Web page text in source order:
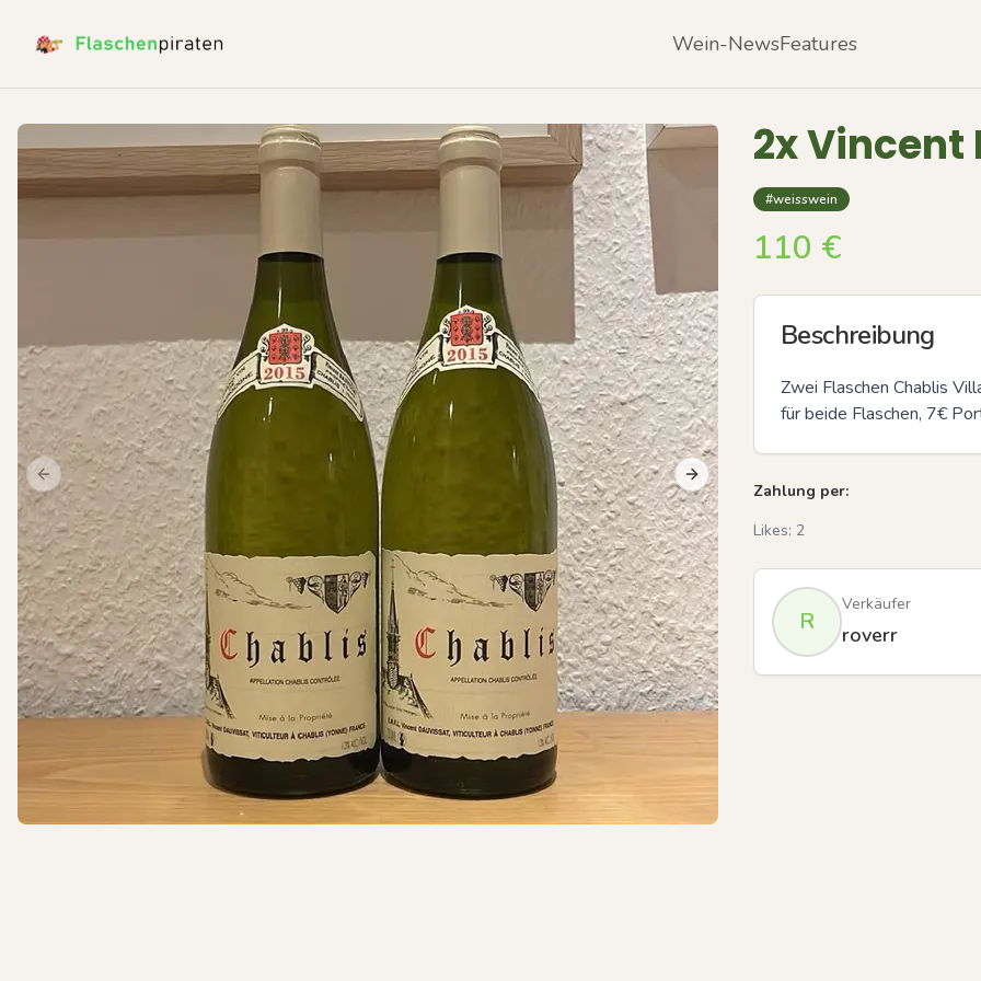
Wein-NewsFeatures
Previous slide Next slidePrevious slide
2x Vincent
#weisswein
110 €
Beschreibung
Zwei Flaschen Chablis
für beide Flaschen, 7€
Zahlung per:
Likes: 2
R
Verkäufer
roverr